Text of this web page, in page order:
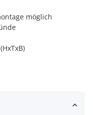
möglich